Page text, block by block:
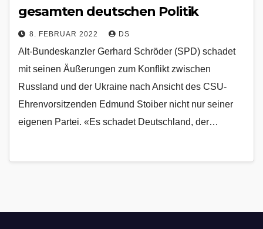
gesamten deutschen Politik
8. FEBRUAR 2022 DS
Alt-Bundeskanzler Gerhard Schröder (SPD) schadet
mit seinen Äußerungen zum Konflikt zwischen
Russland und der Ukraine nach Ansicht des CSU-
Ehrenvorsitzenden Edmund Stoiber nicht nur seiner
eigenen Partei. «Es schadet Deutschland, der…